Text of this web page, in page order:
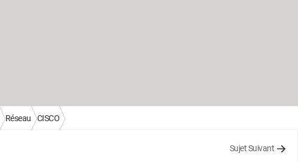
Réseau CISCO
Sujet Suivant